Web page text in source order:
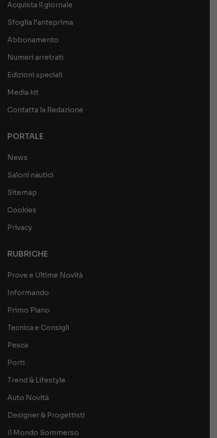
Acquista il giornale
Sfoglia l’anteprima
Abbonamento
Numeri arretrati
Edizioni speciali
Media kit
Contatta la Redazione
PORTALE
News
Saloni nautici
Sitemap
Cookies
Privacy
RUBRICHE
Prove e Ultime Novità
Informando
Primo Piano
Tecnica e Consigli
Pesca
Porti
Trend & Lifestyle
Auto Novità
Designer & Progettisti
Il Mondo Sommerso